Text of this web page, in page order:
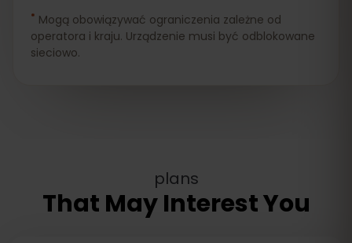
* Mogą obowiązywać ograniczenia zależne od
operatora i kraju. Urządzenie musi być odblokowane
sieciowo.
plans
That May Interest You